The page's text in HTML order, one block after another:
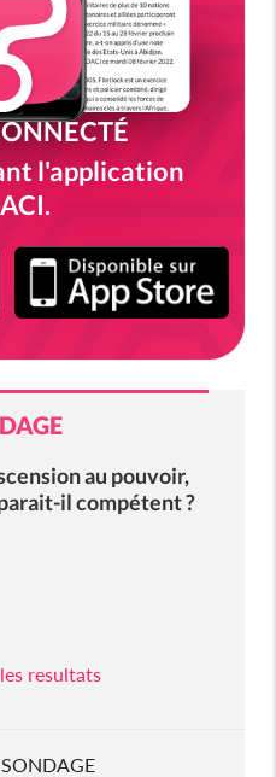
l'application
au pouvoir,
il compétent ?
resultats